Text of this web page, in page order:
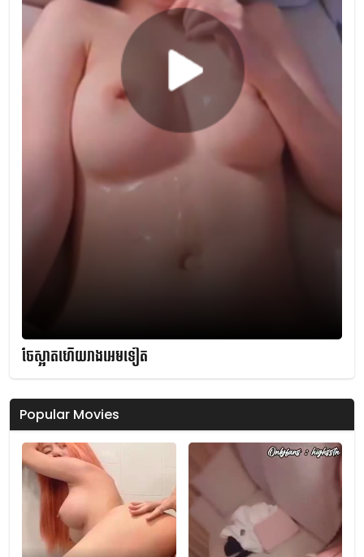
ចែស្អាតហើយរាងអេមទៀត
Popular Movies